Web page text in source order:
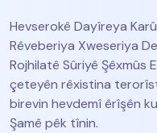
Hevserokê Dayîreya
Rêveberiya Xweseriya
Rojhilatê Sûriyê Şêxmûs
çeteyên rêxistina terorîst
birevin hevdemî êrîşên
Şamê pêk tînin.